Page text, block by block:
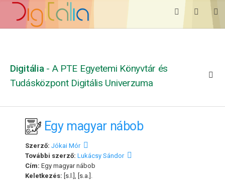
Digitália - A PTE Egyetemi Könyvtár és
Tudásközpont Digitális Univerzuma
Egy magyar nábob
Szerző: Jókai Mór
További szerző: Lukácsy Sándor
Cím: Egy magyar nábob
Keletkezés: [s.l.], [s.a.].